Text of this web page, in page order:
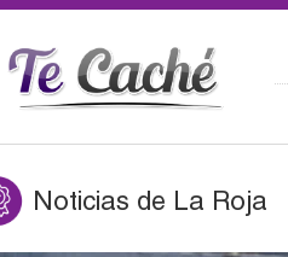
Noticias de La Roja